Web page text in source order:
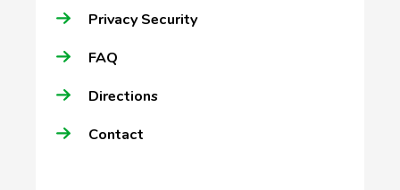
Privacy Security
FAQ
Directions
Contact